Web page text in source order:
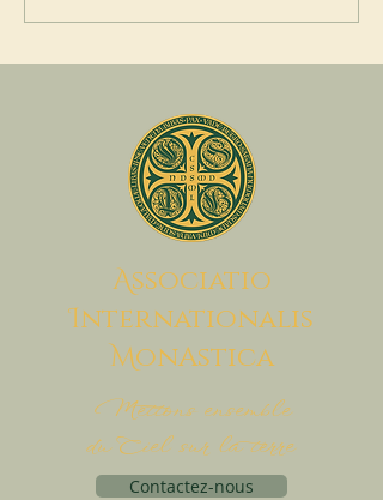
Associatio
Internationalis
MonAstica
Mettons ensemble
du Ciel sur la terre
Contactez-nous